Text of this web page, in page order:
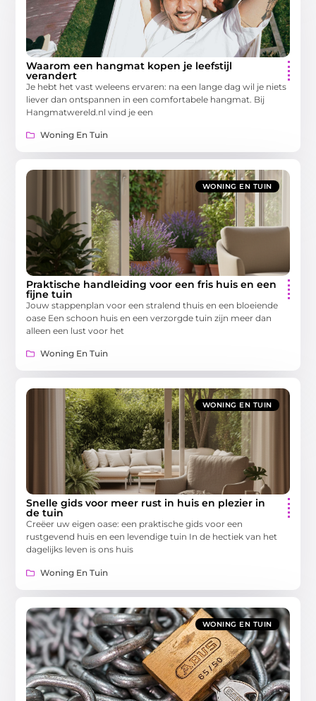
Waarom een hangmat kopen je leefstijl
verandert
Je hebt het vast weleens ervaren: na een lange dag wil je niets
liever dan ontspannen in een comfortabele hangmat. Bij
Hangmatwereld.nl vind je een
Woning En Tuin
WONING EN TUIN
Praktische handleiding voor een fris huis en een
fijne tuin
Jouw stappenplan voor een stralend thuis en een bloeiende
oase Een schoon huis en een verzorgde tuin zijn meer dan
alleen een lust voor het
Woning En Tuin
WONING EN TUIN
Snelle gids voor meer rust in huis en plezier in
de tuin
Creëer uw eigen oase: een praktische gids voor een
rustgevend huis en een levendige tuin In de hectiek van het
dagelijks leven is ons huis
Woning En Tuin
WONING EN TUIN